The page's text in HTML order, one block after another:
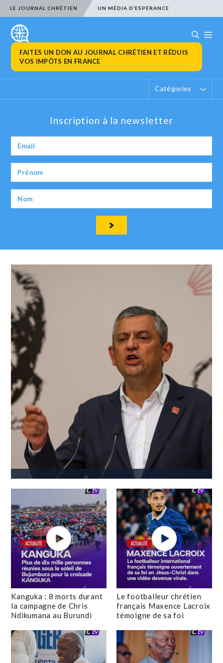
LE JOURNAL CHRÉTIEN UN MÉDIA D’ESPÉRANCE
FAITES UN DON AU JOURNAL CHRÉTIEN ET RÉDUIS
VOS IMPÔTS EN FRANCE
Catégories
Inscription à la newsletter
Kanguka : 8 morts durant
la campagne de Chris
Ndikumana au Burundi
Le footballeur chrétien
français Maxence Lacroix
témoigne de sa foi